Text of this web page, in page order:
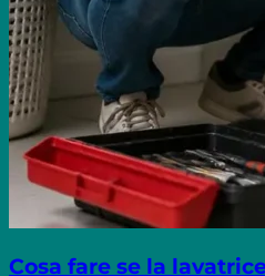
Cosa fare se la